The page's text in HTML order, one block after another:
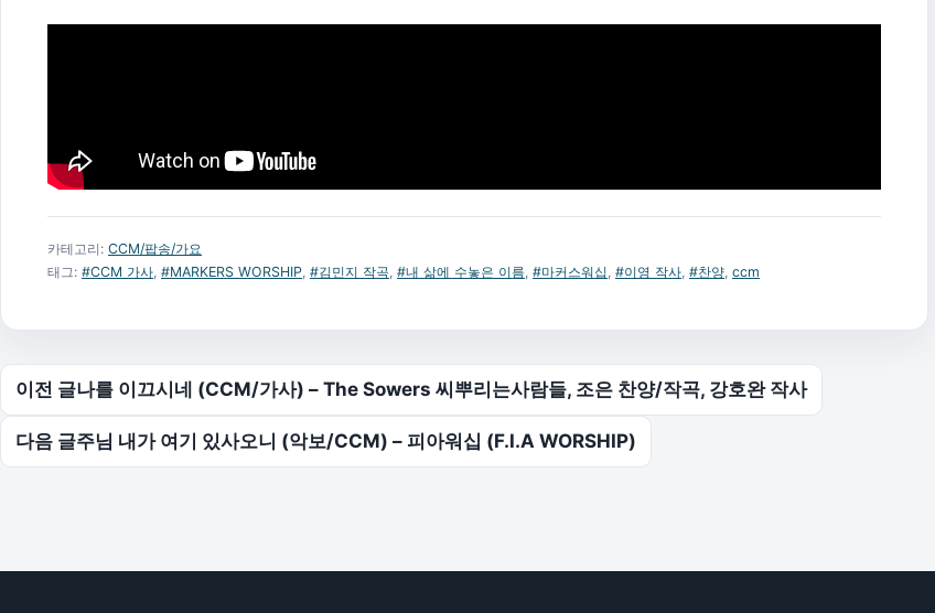
카테고리: CCM/팝송/가요
태그: #CCM 가사, #MARKERS WORSHIP, #김민지 작곡, #내 삶에 수놓은 이름, #마커스워십, #이영 작사, #찬양, ccm
글 탐색
이전 글나를 이끄시네 (CCM/가사) – The Sowers 씨뿌리는사람들, 조은 찬양/작곡, 강호완 작사
다음 글주님 내가 여기 있사오니 (악보/CCM) – 피아워십 (F.I.A WORSHIP)